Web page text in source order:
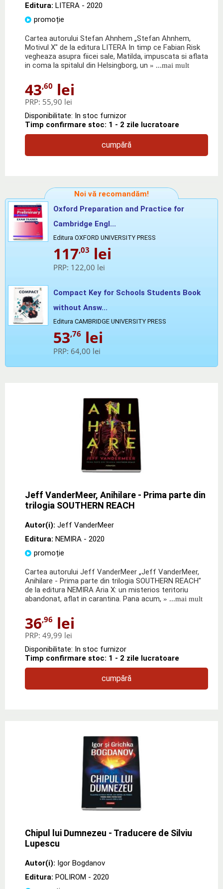
Editura: LITERA - 2020
promoție
Cartea autorului Stefan Ahnhem „Stefan Ahnhem,
Motivul X" de la editura LITERA In timp ce Fabian Risk
vegheaza asupra fiicei sale, Matilda, impuscata si aflata
in coma la spitalul din Helsingborg, un » ...mai mult
43,60 lei
PRP: 55,90 lei
Disponibilitate: In stoc furnizor
Timp confirmare stoc: 1 - 2 zile lucratoare
cumpără
Noi vă recomandăm!
Oxford Preparation and Practice for
Cambridge Engl...
Editura OXFORD UNIVERSITY PRESS
117,03 lei
PRP: 122,00 lei
Compact Key for Schools Students Book
without Answ...
Editura CAMBRIDGE UNIVERSITY PRESS
53,76 lei
PRP: 64,00 lei
Jeff VanderMeer, Anihilare - Prima parte din
trilogia SOUTHERN REACH
Autor(i): Jeff VanderMeer
Editura: NEMIRA - 2020
promoție
Cartea autorului Jeff VanderMeer „Jeff VanderMeer,
Anihilare - Prima parte din trilogia SOUTHERN REACH"
de la editura NEMIRA Aria X: un misterios teritoriu
abandonat, aflat in carantina. Pana acum, » ...mai mult
36,96 lei
PRP: 49,99 lei
Disponibilitate: In stoc furnizor
Timp confirmare stoc: 1 - 2 zile lucratoare
cumpără
Chipul lui Dumnezeu - Traducere de Silviu
Lupescu
Autor(i): Igor Bogdanov
Editura: POLIROM - 2020